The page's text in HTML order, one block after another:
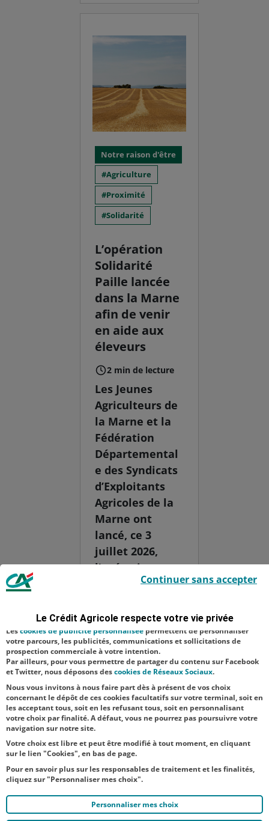
Notre raison d'être
Agriculture
Proximité
Solidarité
L’opération
Solidarité
Paille lancée
dans la Marne
afin de venir
en aide aux
éleveurs
2 min de lecture
Les Jeunes
Agriculteurs de
la Marne et la
Fédération
Départemental
e des Syndicats
d’Exploitants
Agricoles de la
Marne ont
lancé, ce 3
juillet 2026,
l’opération
solidarité
venir en aide
aux éleveurs
faisant face aux
difficultés
Le Crédit Agricole respecte votre vie privée
indispensables car utilisés à des fins de bon fonctionnement et de
sécurité ; d’autres sont facultatifs. Les
satisfaction facultatifs.
Lescookies de publicité personnalisée permettent de personnaliser
votre parcours, les publicités, communications et sollicitations de
prospection commerciale à votre intention.
Par ailleurs, pour vous permettre de partager du contenu sur Facebook
et Twitter, nous déposons descookies de Réseaux Sociaux.
Nous vous invitons à nous faire part dès à présent de vos choix
concernant le dépôt de ces cookies facultatifs sur votre terminal, soit en
les acceptant tous, soit en les refusant tous, soit en personnalisant
votre choix par finalité. A défaut, vous ne pourrez pas poursuivre votre
navigation sur notre site.
Votre choix est libre et peut être modifié à tout moment, en cliquant
sur le lien "Cookies", en bas de page.
Pour en savoir plus sur les responsables de traitement et les finalités,
cliquez sur "Personnaliser mes choix".
Personnaliser mes choix
Continuer sans accepter